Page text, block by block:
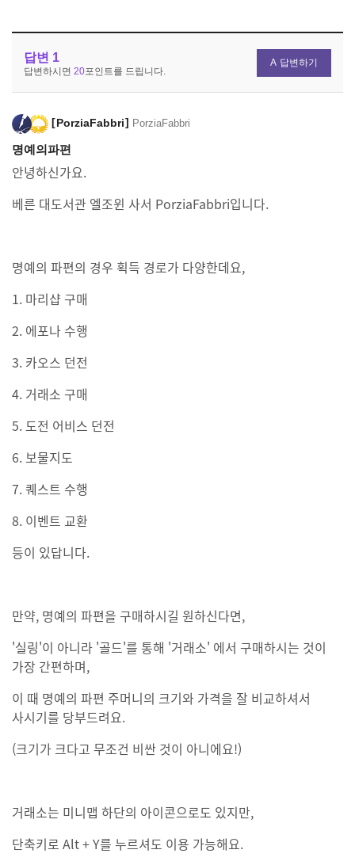
답변 1
답변하시면 20포인트를 드립니다.
답변하기
PorziaFabbri PorziaFabbri
명예의파편
안녕하신가요.
베른 대도서관 엘조윈 사서 PorziaFabbri입니다.
명예의 파편의 경우 획득 경로가 다양한데요,
1. 마리샵 구매
2. 에포나 수행
3. 카오스 던전
4. 거래소 구매
5. 도전 어비스 던전
6. 보물지도
7. 퀘스트 수행
8. 이벤트 교환
등이 있답니다.
만약, 명예의 파편을 구매하시길 원하신다면,
'실링'이 아니라 '골드'를 통해 '거래소' 에서 구매하시는 것이
가장 간편하며,
이 때 명예의 파편 주머니의 크기와 가격을 잘 비교하셔서
사시기를 당부드려요.
(크기가 크다고 무조건 비싼 것이 아니에요!)
거래소는 미니맵 하단의 아이콘으로도 있지만,
단축키로 Alt + Y를 누르셔도 이용 가능해요.